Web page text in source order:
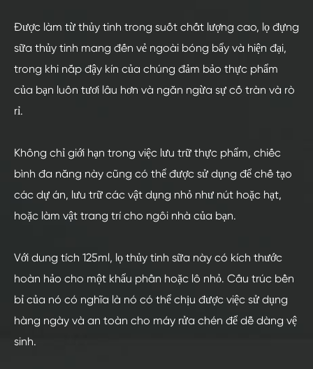
Được làm từ thủy tinh trong suốt chất lượng cao, lọ đựng
sữa thủy tinh mang đến vẻ ngoài bóng bẩy và hiện đại,
trong khi nắp đậy kín của chúng đảm bảo thực phẩm
của bạn luôn tươi lâu hơn và ngăn ngừa sự cố tràn và rò
rỉ.
Không chỉ giới hạn trong việc lưu trữ thực phẩm, chiếc
bình đa năng này cũng có thể được sử dụng để chế tạo
các dự án, lưu trữ các vật dụng nhỏ như nút hoặc hạt,
hoặc làm vật trang trí cho ngôi nhà của bạn.
Với dung tích 125ml, lọ thủy tinh sữa này có kích thước
hoàn hảo cho một khẩu phần hoặc lô nhỏ. Cấu trúc bền
bỉ của nó có nghĩa là nó có thể chịu được việc sử dụng
hàng ngày và an toàn cho máy rửa chén để dễ dàng vệ
sinh.